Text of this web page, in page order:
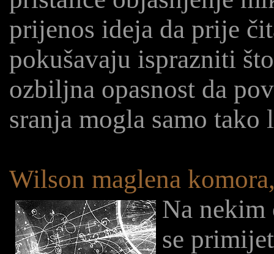
prijenos ideja da prije
pokušavaju isprazniti
ozbiljna opasnost da
sranja mogla samo tako
Wilson maglena
Na nekim
se